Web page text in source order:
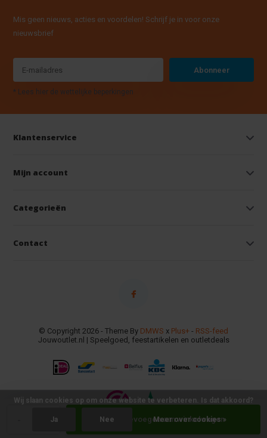
+ Toevoegen aan winkelwagen
Mis geen nieuws, acties en voordelen! Schrijf je in voor onze
nieuwsbrief
Abonneer
* Lees hier de wettelijke beperkingen
Klantenservice
Mijn account
Categorieën
Contact
© Copyright 2026 - Theme By DMWS x Plus+ - RSS-feed
Jouwoutlet.nl | Speelgoed, feestartikelen en outletdeals
Wij slaan cookies op om onze website te verbeteren. Is dat akkoord?
Ja Nee Meer over cookies »